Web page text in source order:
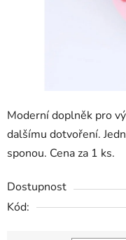
Moderní doplněk pro
dalšímu dotvoření.
sponou. Cena za 1 ks.
Dostupnost
Kód: